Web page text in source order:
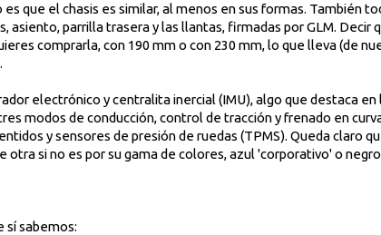
es que el chasis es similar, al menos en sus formas. También
asiento, parrilla trasera y las llantas, firmadas por GLM. Decir
comprarla, con 190 mm o con 230 mm, lo que lleva (de
electrónico y centralita inercial (IMU), algo que destaca en
modos de conducción, control de tracción y frenado en
y sensores de presión de ruedas (TPMS). Queda claro
otra si no es por su gama de colores, azul 'corporativo' o
sí sabemos: